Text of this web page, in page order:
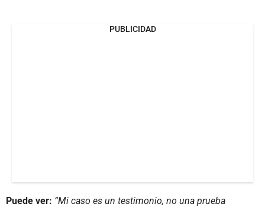
PUBLICIDAD
Puede ver: “Mi caso es un testimonio, no una prueba